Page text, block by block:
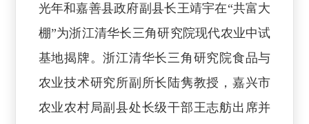
光年和嘉善县政府副县长王靖宇在“共富大
棚”为浙江清华长三角研究院现代农业中试
基地揭牌。浙江清华长三角研究院食品与
农业技术研究所副所长陆隽教授，嘉兴市
农业农村局副县处长级干部王志舫出席并